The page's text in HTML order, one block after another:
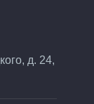
д. 24,